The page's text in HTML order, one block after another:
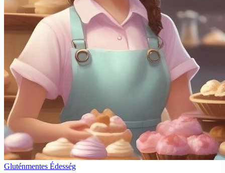
Gluténmentes Édesség